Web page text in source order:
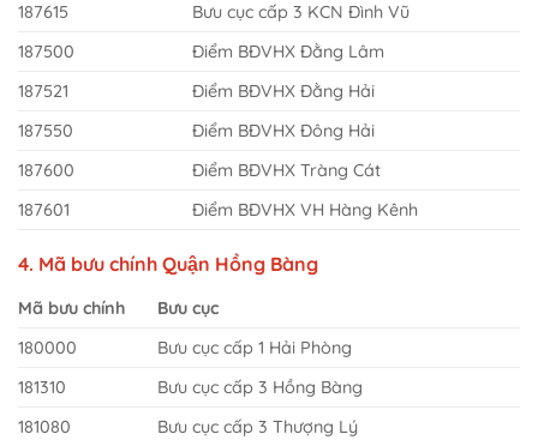
187615
Bưu cục cấp 3 KCN Đình Vũ
187500
Điểm BĐVHX Đằng Lâm
187521
Điểm BĐVHX Đằng Hải
187550
Điểm BĐVHX Đông Hải
187600
Điểm BĐVHX Tràng Cát
187601
Điểm BĐVHX VH Hàng Kênh
4. Mã bưu chính Quận Hồng Bàng
Mã bưu chính
Bưu cục
180000
Bưu cục cấp 1 Hải Phòng
181310
Bưu cục cấp 3 Hồng Bàng
181080
Bưu cục cấp 3 Thượng Lý